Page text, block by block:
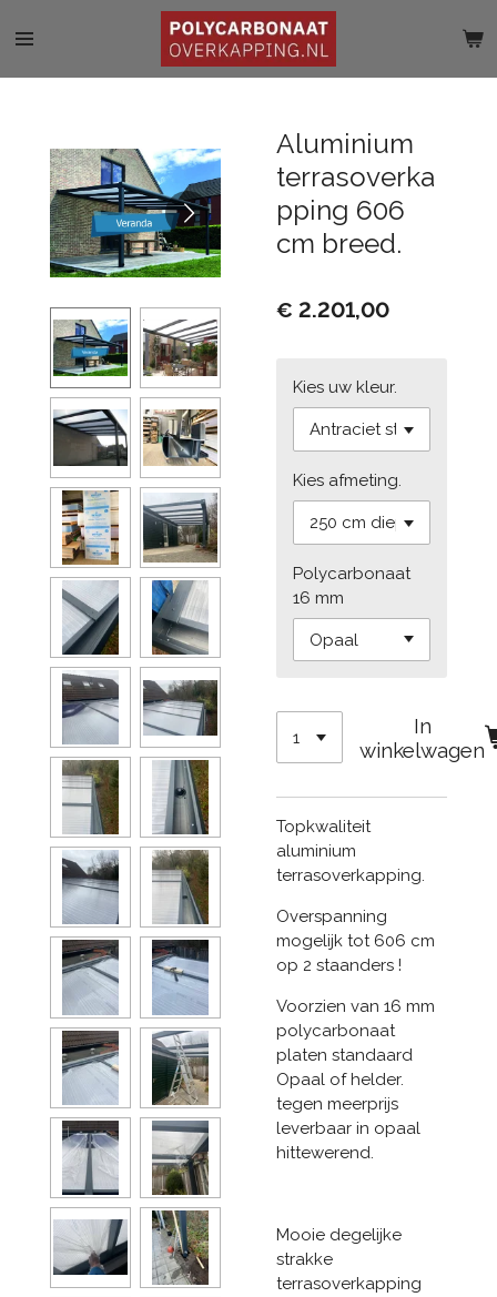
direct
Aluminium
terrasoverka
pping 606
cm breed.
€ 2.201,00
Kies uw kleur.
Kies afmeting.
Polycarbonaat
16 mm
In
winkelwagen
Topkwaliteit
aluminium
terrasoverkapping.
Overspanning
mogelijk tot 606 cm
op 2 staanders !
Voorzien van 16 mm
polycarbonaat
platen standaard
Opaal of helder.
tegen meerprijs
leverbaar in opaal
hittewerend.
Mooie degelijke
strakke
terrasoverkapping